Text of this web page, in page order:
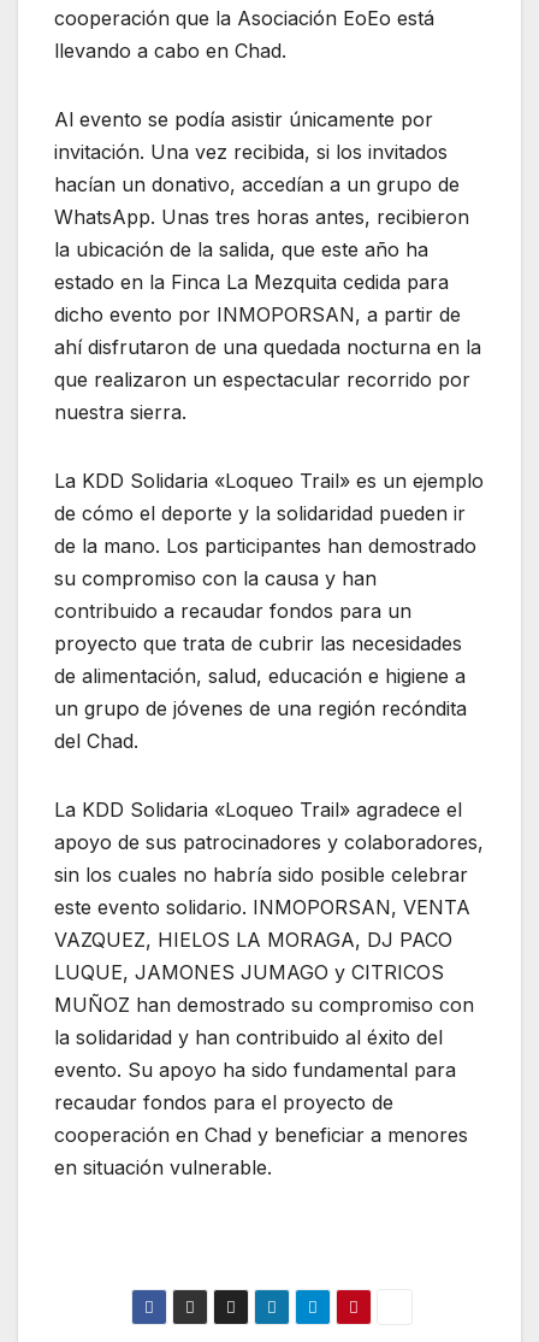
cooperación que la Asociación EoEo está
llevando a cabo en Chad.
Al evento se podía asistir únicamente por
invitación. Una vez recibida, si los invitados
hacían un donativo, accedían a un grupo de
WhatsApp. Unas tres horas antes, recibieron
la ubicación de la salida, que este año ha
estado en la Finca La Mezquita cedida para
dicho evento por INMOPORSAN, a partir de
ahí disfrutaron de una quedada nocturna en la
que realizaron un espectacular recorrido por
nuestra sierra.
La KDD Solidaria «Loqueo Trail» es un ejemplo
de cómo el deporte y la solidaridad pueden ir
de la mano. Los participantes han demostrado
su compromiso con la causa y han
contribuido a recaudar fondos para un
proyecto que trata de cubrir las necesidades
de alimentación, salud, educación e higiene a
un grupo de jóvenes de una región recóndita
del Chad.
La KDD Solidaria «Loqueo Trail» agradece el
apoyo de sus patrocinadores y colaboradores,
sin los cuales no habría sido posible celebrar
este evento solidario. INMOPORSAN, VENTA
VAZQUEZ, HIELOS LA MORAGA, DJ PACO
LUQUE, JAMONES JUMAGO y CITRICOS
MUÑOZ han demostrado su compromiso con
la solidaridad y han contribuido al éxito del
evento. Su apoyo ha sido fundamental para
recaudar fondos para el proyecto de
cooperación en Chad y beneficiar a menores
en situación vulnerable.